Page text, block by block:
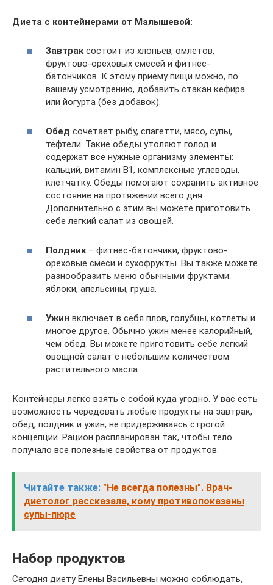
Диета с контейнерами от Малышевой:
Завтрак состоит из хлопьев, омлетов,
фруктово-ореховых смесей и фитнес-
батончиков. К этому приему пищи можно, по
вашему усмотрению, добавить стакан кефира
или йогурта (без добавок).
Обед сочетает рыбу, спагетти, мясо, супы,
тефтели. Такие обеды утоляют голод и
содержат все нужные организму элементы:
кальций, витамин B1, комплексные углеводы,
клетчатку. Обеды помогают сохранить активное
состояние на протяжении всего дня.
Дополнительно с этим вы можете приготовить
себе легкий салат из овощей.
Полдник – фитнес-батончики, фруктово-
ореховые смеси и сухофрукты. Вы также можете
разнообразить меню обычными фруктами:
яблоки, апельсины, груша.
Ужин включает в себя плов, голубцы, котлеты и
многое другое. Обычно ужин менее калорийный,
чем обед. Вы можете приготовить себе легкий
овощной салат с небольшим количеством
растительного масла.
Контейнеры легко взять с собой куда угодно. У вас есть
возможность чередовать любые продукты на завтрак,
обед, полдник и ужин, не придерживаясь строгой
концепции. Рацион распланирован так, чтобы тело
получало все полезные свойства от продуктов.
Читайте также: "Не всегда полезны". Врач-
диетолог рассказала, кому противопоказаны
супы-пюре
Набор продуктов
Сегодня диету Елены Васильевны можно соблюдать,